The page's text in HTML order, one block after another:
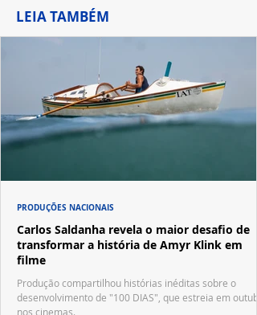
LEIA TAMBÉM
Carlos Saldanha revela o maior desafio de
transformar a história de Amyr Klink em
filme
Produção compartilhou histórias inéditas sobre o
desenvolvimento de "100 DIAS", que estreia em
nos cinemas.
PRODUÇÕES NACIONAIS